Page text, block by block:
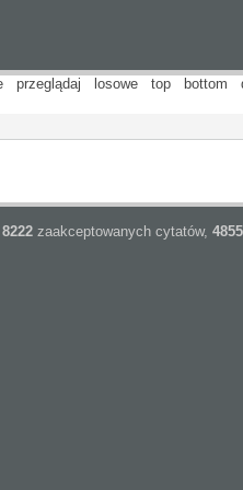
przeglądaj losowe top bottom
8222 zaakceptowanych cytatów,